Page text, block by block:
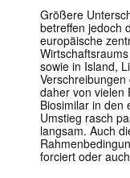
Größere
betreffen jedoch
europäische
sowie in Island,
daher von vielen
Biosimilar in den
Umstieg rasch
langsam. Auch
forciert oder